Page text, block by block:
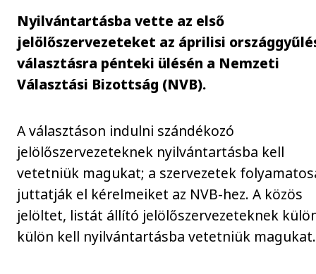
Nyilvántartásba vette az első
jelölőszervezeteket az áprilisi
választásra pénteki ülésén a Nemzeti
Választási Bizottság (NVB).
A választáson indulni szándékozó
jelölőszervezeteknek nyilvántartásba kell
vetetniük magukat; a szervezetek
juttatják el kérelmeiket az NVB-hez. A közös
jelöltet, listát állító jelölőszervezeteknek
külön kell nyilvántartásba vetetniük magukat.